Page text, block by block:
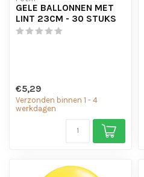
GELE BALLONNEN MET
LINT 23CM - 30 STUKS
€5,29
Verzonden binnen 1 - 4
werkdagen